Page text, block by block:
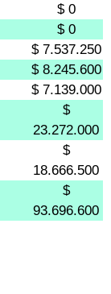
$ 0
$ 0
$ 7.537.250
$ 8.245.600
$ 7.139.000
$
23.272.000
$
18.666.500
$
93.696.600